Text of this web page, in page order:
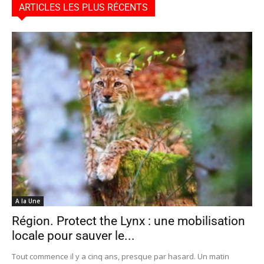
ARTICLES LES PLUS RÉCENTS
A la Une
Région. Protect the Lynx : une mobilisation
locale pour sauver le...
Tout commence il y a cinq ans, presque par hasard. Un matin